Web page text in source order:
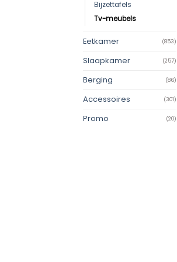
Bijzettafels
Tv-meubels
Eetkamer (853)
Slaapkamer (257)
Berging (86)
Accessoires (301)
Promo (20)